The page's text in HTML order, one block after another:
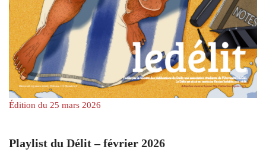
Édition du 25 mars 2026
Playlist du Délit – février 2026